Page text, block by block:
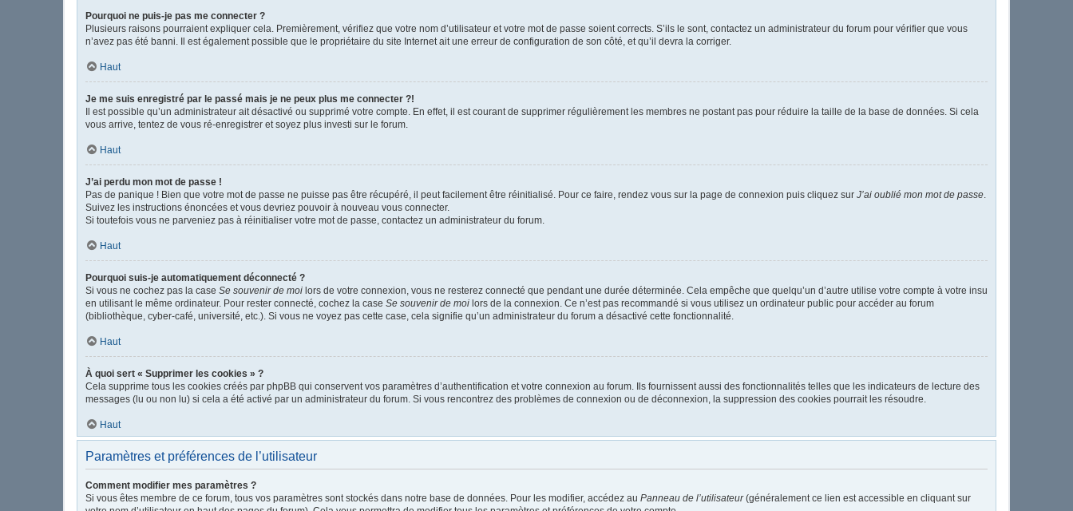
Pourquoi ne puis-je pas me connecter ?
Plusieurs raisons pourraient expliquer cela. Premièrement, vérifiez que votre nom d’utilisateur et votre mot de passe soient corrects. S’ils le sont, contactez un administrateur du forum pour vérifier que vous
n’avez pas été banni. Il est également possible que le propriétaire du site Internet ait une erreur de configuration de son côté, et qu’il devra la corriger.
Haut
Je me suis enregistré par le passé mais je ne peux plus me connecter ?!
Il est possible qu’un administrateur ait désactivé ou supprimé votre compte. En effet, il est courant de supprimer régulièrement les membres ne postant pas pour réduire la taille de la base de données. Si cela
vous arrive, tentez de vous ré-enregistrer et soyez plus investi sur le forum.
Haut
J’ai perdu mon mot de passe !
Pas de panique ! Bien que votre mot de passe ne puisse pas être récupéré, il peut facilement être réinitialisé. Pour ce faire, rendez vous sur la page de connexion puis cliquez sur J’ai oublié mon mot de passe.
Suivez les instructions énoncées et vous devriez pouvoir à nouveau vous connecter.
Si toutefois vous ne parveniez pas à réinitialiser votre mot de passe, contactez un administrateur du forum.
Haut
Pourquoi suis-je automatiquement déconnecté ?
Si vous ne cochez pas la case Se souvenir de moi lors de votre connexion, vous ne resterez connecté que pendant une durée déterminée. Cela empêche que quelqu’un d’autre utilise votre compte à votre insu
en utilisant le même ordinateur. Pour rester connecté, cochez la case Se souvenir de moi lors de la connexion. Ce n’est pas recommandé si vous utilisez un ordinateur public pour accéder au forum
(bibliothèque, cyber-café, université, etc.). Si vous ne voyez pas cette case, cela signifie qu’un administrateur du forum a désactivé cette fonctionnalité.
Haut
À quoi sert « Supprimer les cookies » ?
Cela supprime tous les cookies créés par phpBB qui conservent vos paramètres d’authentification et votre connexion au forum. Ils fournissent aussi des fonctionnalités telles que les indicateurs de lecture des
messages (lu ou non lu) si cela a été activé par un administrateur du forum. Si vous rencontrez des problèmes de connexion ou de déconnexion, la suppression des cookies pourrait les résoudre.
Haut
Paramètres et préférences de l’utilisateur
Comment modifier mes paramètres ?
Si vous êtes membre de ce forum, tous vos paramètres sont stockés dans notre base de données. Pour les modifier, accédez au Panneau de l’utilisateur(généralement ce lien est accessible en cliquant sur